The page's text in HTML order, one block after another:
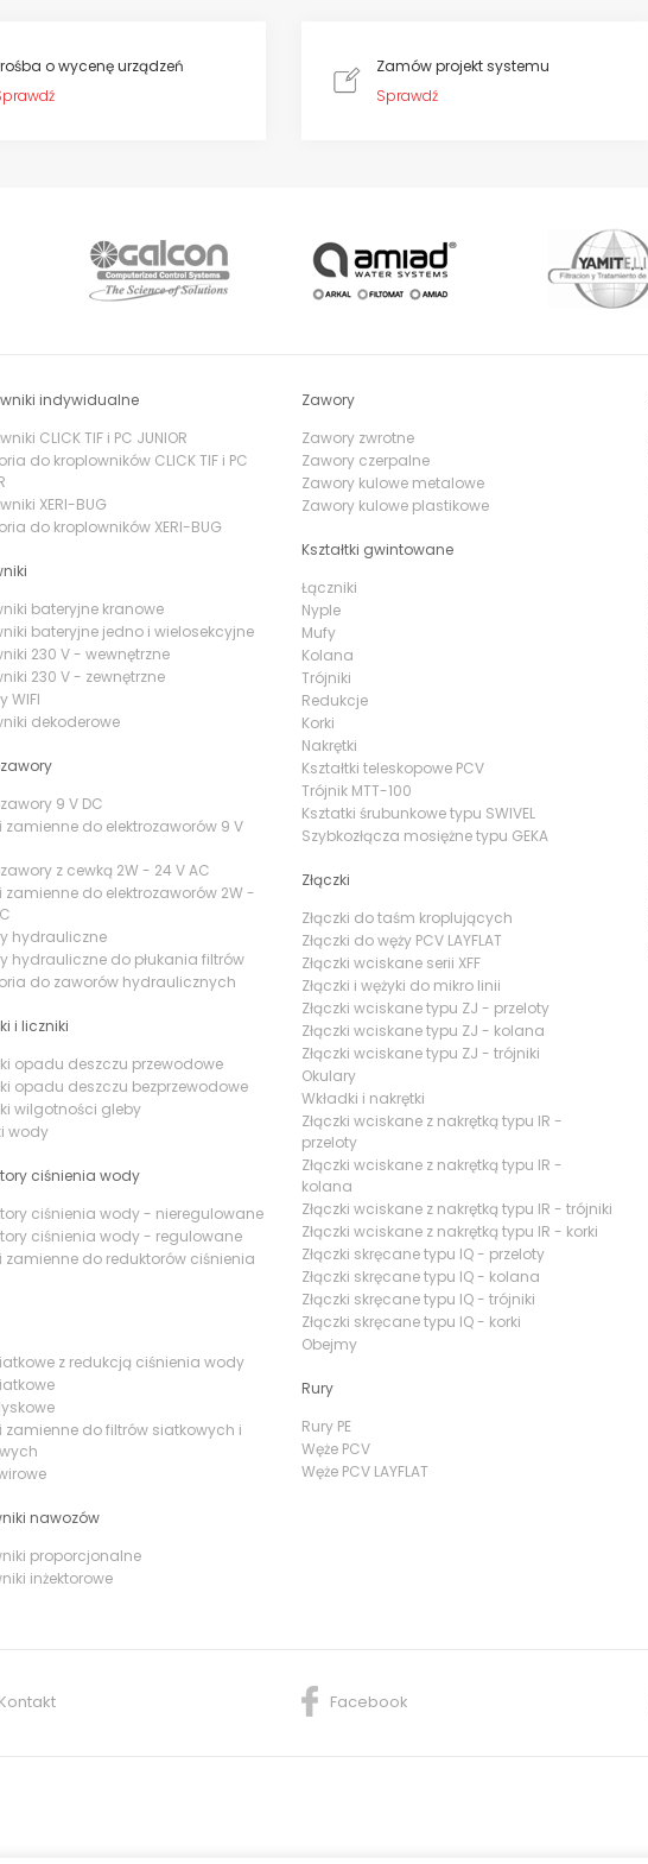
o wycenę urządzeń
Zamów projekt systemu
Sprawdź
indywidualne
CLICK TIF i PC JUNIOR
do kroplowników CLICK TIF i PC
XERI-BUG
do kroplowników XERI-BUG
bateryjne kranowe
bateryjne jedno i wielosekcyjne
230 V - wewnętrzne
230 V - zewnętrzne
WIFI
dekoderowe
9 V DC
zamienne do elektrozaworów 9 V
z cewką 2W - 24 V AC
zamienne do elektrozaworów 2W -
hydrauliczne
hydrauliczne do płukania filtrów
do zaworów hydraulicznych
i liczniki
opadu deszczu przewodowe
opadu deszczu bezprzewodowe
wilgotności gleby
wody
ciśnienia wody
ciśnienia wody - nieregulowane
ciśnienia wody - regulowane
zamienne do reduktorów ciśnienia
z redukcją ciśnienia wody
zamienne do filtrów siatkowych i
nawozów
proporcjonalne
inżektorowe
Zawory
Zawory zwrotne
Zawory czerpalne
Zawory kulowe metalowe
Zawory kulowe plastikowe
Kształtki gwintowane
Łączniki
Nyple
Mufy
Kolana
Trójniki
Redukcje
Korki
Nakrętki
Kształtki teleskopowe PCV
Trójnik MTT-100
Ksztatki śrubunkowe typu SWIVEL
Szybkozłącza mosiężne typu GEKA
Złączki
Złączki do taśm kroplujących
Złączki do węży PCV LAYFLAT
Złączki wciskane serii XFF
Złączki i wężyki do mikro linii
Złączki wciskane typu ZJ - przeloty
Złączki wciskane typu ZJ - kolana
Złączki wciskane typu ZJ - trójniki
Okulary
Wkładki i nakrętki
Złączki wciskane z nakrętką typu IR -
przeloty
Złączki wciskane z nakrętką typu IR -
kolana
Złączki wciskane z nakrętką typu IR - trójniki
Złączki wciskane z nakrętką typu IR - korki
Złączki skręcane typu IQ - przeloty
Złączki skręcane typu IQ - kolana
Złączki skręcane typu IQ - trójniki
Złączki skręcane typu IQ - korki
Obejmy
Rury
Rury PE
Węże PCV
Węże PCV LAYFLAT
Kontakt Facebook